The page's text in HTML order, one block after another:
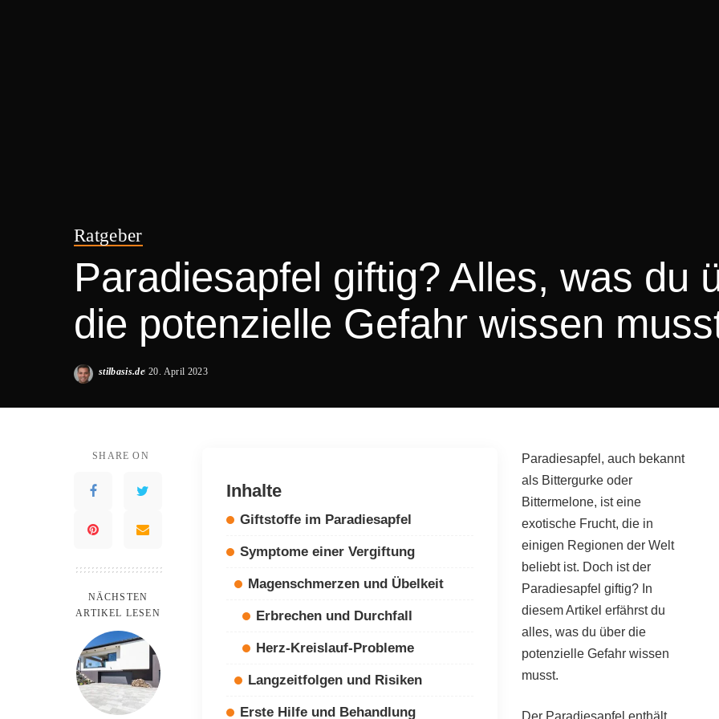
Ratgeber
Paradiesapfel giftig? Alles, was du
die potenzielle Gefahr wissen
Posted
stilbasis.de 20. April 2023
SHARE ON
NÄCHSTEN
ARTIKEL LESEN
Inhalte
Giftstoffe im Paradiesapfel
Symptome einer Vergiftung
Magenschmerzen und Übelkeit
Erbrechen und Durchfall
Herz-Kreislauf-Probleme
Langzeitfolgen und Risiken
Erste Hilfe und Behandlung
Paradiesapfel, auch bekannt
als Bittergurke oder
Bittermelone, ist eine
exotische Frucht, die in
einigen Regionen der Welt
beliebt ist. Doch ist der
Paradiesapfel giftig? In
diesem Artikel erfährst du
alles, was du über die
potenzielle Gefahr wissen
musst.
Der Paradiesapfel enthält